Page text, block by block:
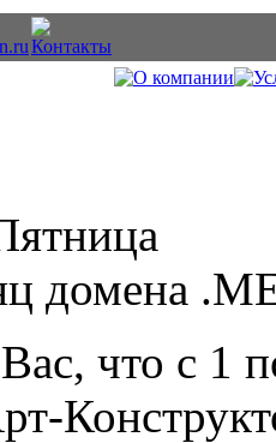
домена
что с 1